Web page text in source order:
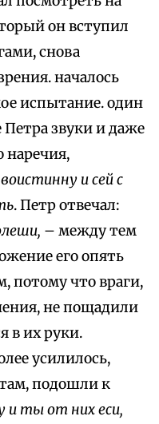
он вступил
снова
началось
испытание. один
Петра звуки и даже
наречия,
воистинну и сей с
. Петр отвечал:
– между тем
его опять
потому что враги,
не пощадили
в их руки.
усилилось,
подошли к
и ты от них еси,